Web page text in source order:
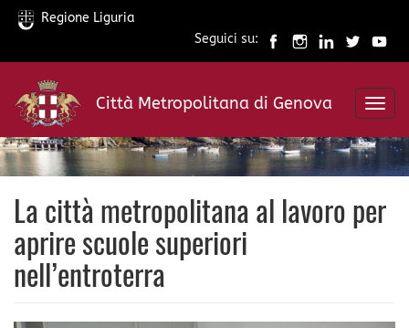
Salta
contenuto
principale
Regione Liguria
Seguici su:
Città Metropolitana di Genova
La città metropolitana al lavoro per
aprire scuole superiori
nell’entroterra